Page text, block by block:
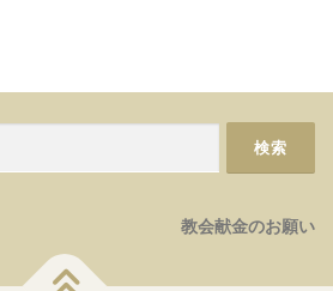
教会献金のお願い